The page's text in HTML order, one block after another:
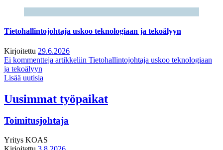
Tietohallintojohtaja uskoo teknologiaan ja tekoälyyn
Kirjoitettu 29.6.2026
Ei kommentteja artikkeliin Tietohallintojohtaja uskoo teknologiaan
ja tekoälyyn
Lisää uutisia
Uusimmat työpaikat
Toimitusjohtaja
Yritys KOAS